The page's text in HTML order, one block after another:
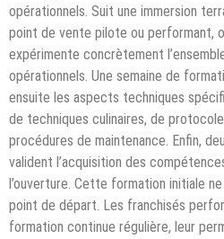
opérationnels. Suit une immersion
point de vente pilote ou performant,
expérimente concrètement
opérationnels. Une semaine de
ensuite les aspects techniques
de techniques culinaires, de
procédures de maintenance. Enfin,
valident l’acquisition des
l’ouverture. Cette formation initiale
point de départ. Les franchisés
formation continue régulière, leur